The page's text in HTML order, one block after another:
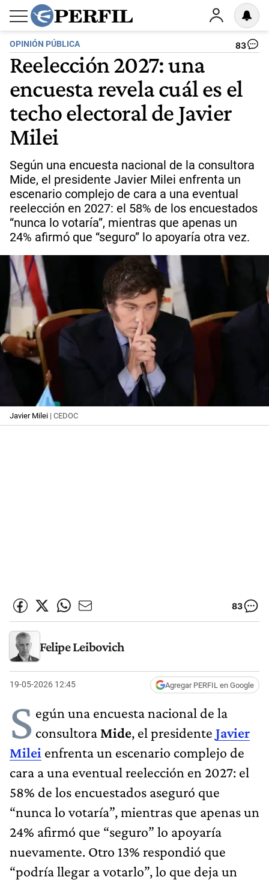
OPINIÓN PÚBLICA 83
Reelección 2027: una
encuesta revela cuál es el
techo electoral de Javier
Milei
Según una encuesta nacional de la consultora
Mide, el presidente Javier Milei enfrenta un
escenario complejo de cara a una eventual
reelección en 2027: el 58% de los encuestados
“nunca lo votaría”, mientras que apenas un
24% afirmó que “seguro” lo apoyaría otra vez.
Javier Milei | CEDOC
83
Felipe Leibovich
19-05-2026 12:45 Agregar PERFIL en Google
S egún una encuesta nacional de la
consultora Mide, el presidente Javier
Milei enfrenta un escenario complejo de
cara a una eventual reelección en 2027: el
58% de los encuestados aseguró que
“nunca lo votaría”, mientras que apenas un
24% afirmó que “seguro” lo apoyaría
nuevamente. Otro 13% respondió que
“podría llegar a votarlo”, lo que deja un